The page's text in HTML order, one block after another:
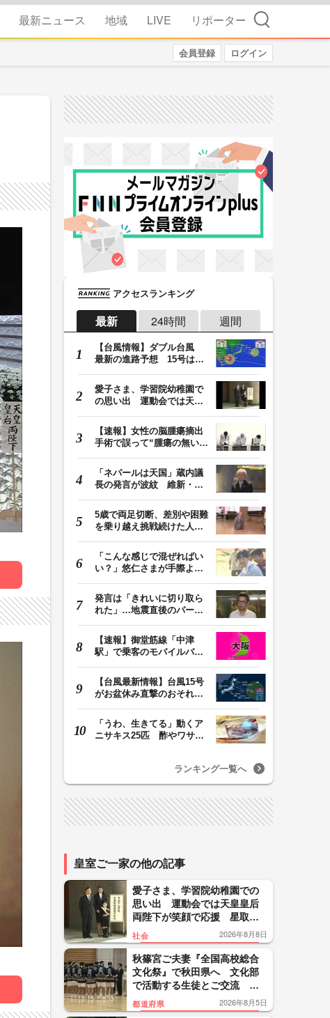
最新ニュース 地域 LIVE リポーター 検索
会員登録 ログイン
アクセスランキング
最新 24時間 週間
【台風情報】ダブル台風
最新の進路予想 15号は北
愛子さま、学習院幼稚園で
の思い出 運動会では天皇
【速報】女性の脳腫瘍摘出
手術で誤って“腫瘍の無い部
「ネパールは天国」蔵内議
長の発言が波紋 維新・吉
5歳で両足切断、差別や困難
を乗り越え挑戦続けた人
「こんな感じで混ぜればい
い？」悠仁さまが手際よく
発言は「きれいに切り取ら
れた」…地震直後のパーテ
【速報】御堂筋線「中津
駅」で乗客のモバイルバッ
【台風最新情報】台風15号
がお盆休み直撃のおそれ
「うわ、生きてる」動くア
ニサキス25匹 酢やワサビ
ランキング一覧へ
皇室ご一家の他の記事
愛子さま、学習院幼稚園での
思い出 運動会では天皇皇后
両陛下が笑顔で応援 星取表
を手に大相撲観戦も（2008年3
月23日放送）【「皇室ご一
家」の記憶】
社会 2026年8月8日
秋篠宮ご夫妻『全国高校総合
文化祭』で秋田県へ 文化部
で活動する生徒とご交流
「何十回も」と驚かれる場面
も
都道府県 2026年8月5日